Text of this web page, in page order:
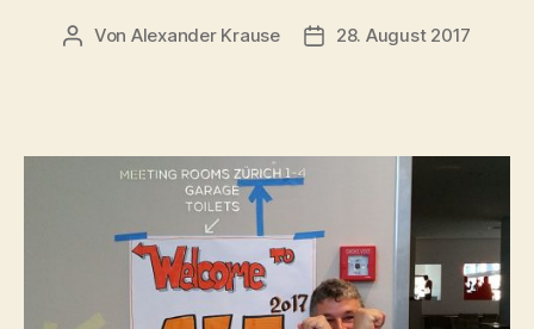
Beitragsautor
Von Alexander Krause Beitragsdatum
28. August 2017